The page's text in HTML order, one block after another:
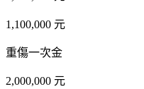
1,100,000 元
重傷一次金
2,000,000 元